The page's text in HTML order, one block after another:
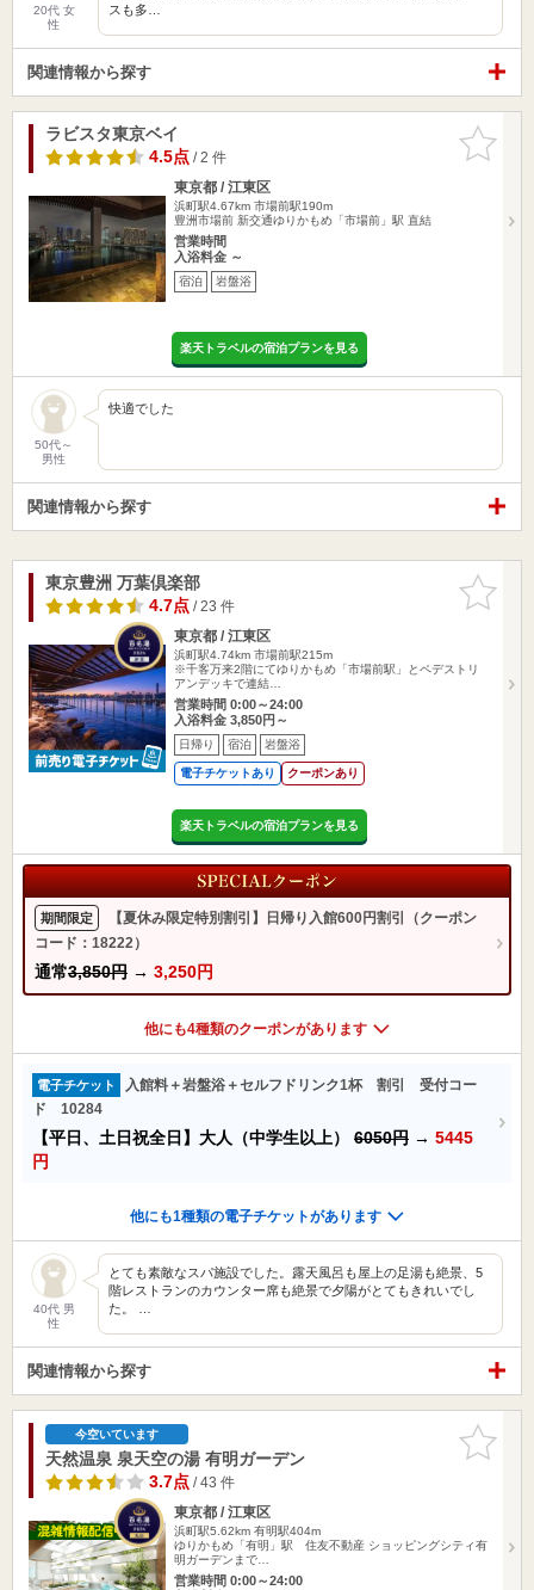
20代 女
性
スも多…
関連情報から探す
お気に入
りに追加
ラビスタ東京ベイ
4.5点/ 2 件
東京都 / 江東区
浜町駅4.67km 市場前駅190m
豊洲市場前 新交通ゆりかもめ「市場前」駅 直結
営業時間
入浴料金 ～
宿泊 岩盤浴
楽天トラベルの宿泊プランを見る
50代～
男性
快適でした
関連情報から探す
お気に入
りに追加
東京豊洲 万葉倶楽部
4.7点/ 23 件
東京都 / 江東区
浜町駅4.74km 市場前駅215m
※千客万来2階にてゆりかもめ「市場前駅」とペデストリ
アンデッキで連結…
営業時間 0:00～24:00
入浴料金 3,850円～
日帰り 宿泊 岩盤浴
電子チケットあり クーポンあり
楽天トラベルの宿泊プランを見る
期間限定
【夏休み限定特別割引】日帰り入館600円割引（クーポン
コード：18222）
通常3,850円 → 3,250円
他にも4種類のクーポンがあります
電子チケット
入館料＋岩盤浴＋セルフドリンク1杯 割引 受付コー
ド 10284
【平日、土日祝全日】大人（中学生以上） 6050円 → 5445
円
他にも1種類の電子チケットがあります
40代 男
性
とても素敵なスパ施設でした。露天風呂も屋上の足湯も絶景、5
階レストランのカウンター席も絶景で夕陽がとてもきれいでし
た。 …
関連情報から探す
お気に入
りに追加
今空いています
天然温泉 泉天空の湯 有明ガーデン
3.7点/ 43 件
東京都 / 江東区
浜町駅5.62km 有明駅404m
ゆりかもめ「有明」駅 住友不動産 ショッピングシティ有
明ガーデンまで…
営業時間 0:00～24:00